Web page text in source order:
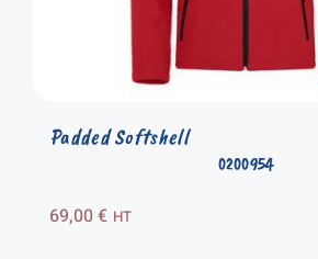
0200954
Padded Softshell
69,00€ HT